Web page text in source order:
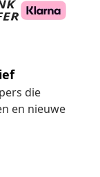
die
en nieuwe